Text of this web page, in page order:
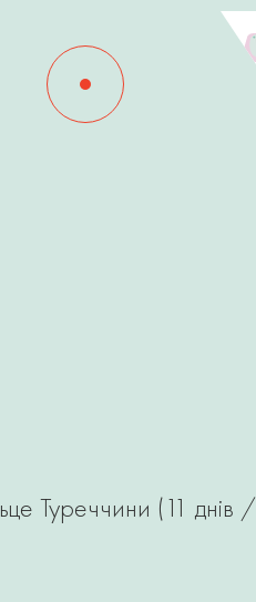
Туреччини (11 днів /